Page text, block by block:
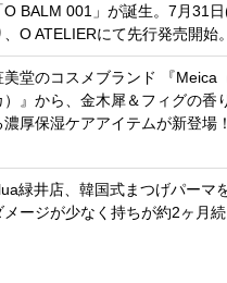
O BALM 001」が誕生。7月31
、O ATELIERにて先行発売開始。
美堂のコスメブランド 『Meica
）』から、金木犀＆フィグの香
濃厚保湿ケアアイテムが新登場！
緑井店、韓国式まつげパーマ
メージが少なく持ちが約2ヶ月